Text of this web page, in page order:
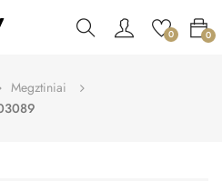
0 0
Megztiniai